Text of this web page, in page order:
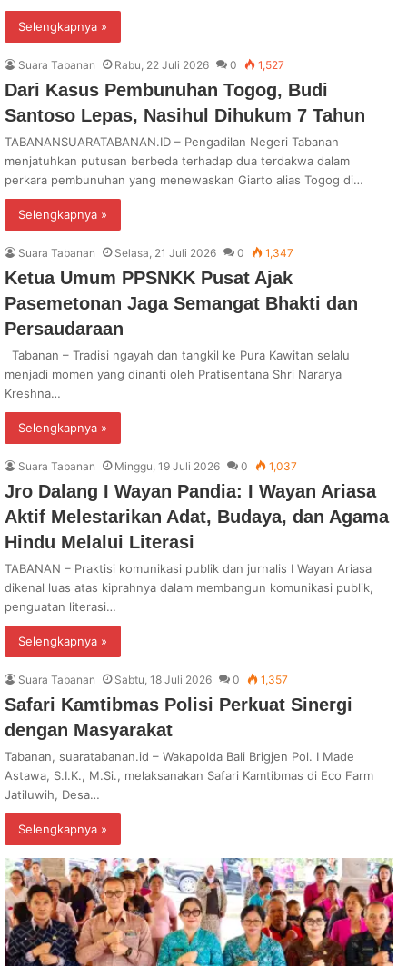
Selengkapnya »
Suara Tabanan Rabu, 22 Juli 2026 0 1,527
Dari Kasus Pembunuhan Togog, Budi
Santoso Lepas, Nasihul Dihukum 7 Tahun
TABANANSUARATABANAN.ID – Pengadilan Negeri Tabanan
menjatuhkan putusan berbeda terhadap dua terdakwa dalam
perkara pembunuhan yang menewaskan Giarto alias Togog di…
Selengkapnya »
Suara Tabanan Selasa, 21 Juli 2026 0 1,347
Ketua Umum PPSNKK Pusat Ajak
Pasemetonan Jaga Semangat Bhakti dan
Persaudaraan
Tabanan – Tradisi ngayah dan tangkil ke Pura Kawitan selalu
menjadi momen yang dinanti oleh Pratisentana Shri Nararya
Kreshna…
Selengkapnya »
Suara Tabanan Minggu, 19 Juli 2026 0 1,037
Jro Dalang I Wayan Pandia: I Wayan Ariasa
Aktif Melestarikan Adat, Budaya, dan Agama
Hindu Melalui Literasi
TABANAN – Praktisi komunikasi publik dan jurnalis I Wayan Ariasa
dikenal luas atas kiprahnya dalam membangun komunikasi publik,
penguatan literasi…
Selengkapnya »
Suara Tabanan Sabtu, 18 Juli 2026 0 1,357
Safari Kamtibmas Polisi Perkuat Sinergi
dengan Masyarakat
Tabanan, suaratabanan.id – Wakapolda Bali Brigjen Pol. I Made
Astawa, S.I.K., M.Si., melaksanakan Safari Kamtibmas di Eco Farm
Jatiluwih, Desa…
Selengkapnya »